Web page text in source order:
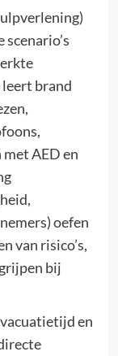
leert brand
AED en
oefen
van risico’s,
bij
en